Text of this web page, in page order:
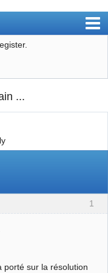
...
1
porté sur la résolution